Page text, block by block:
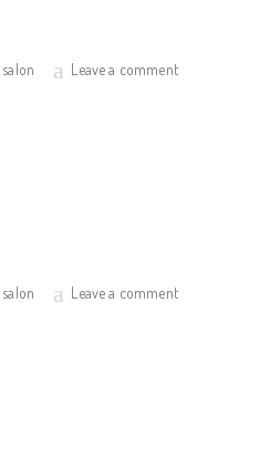
salon Leave a comment
salon Leave a comment